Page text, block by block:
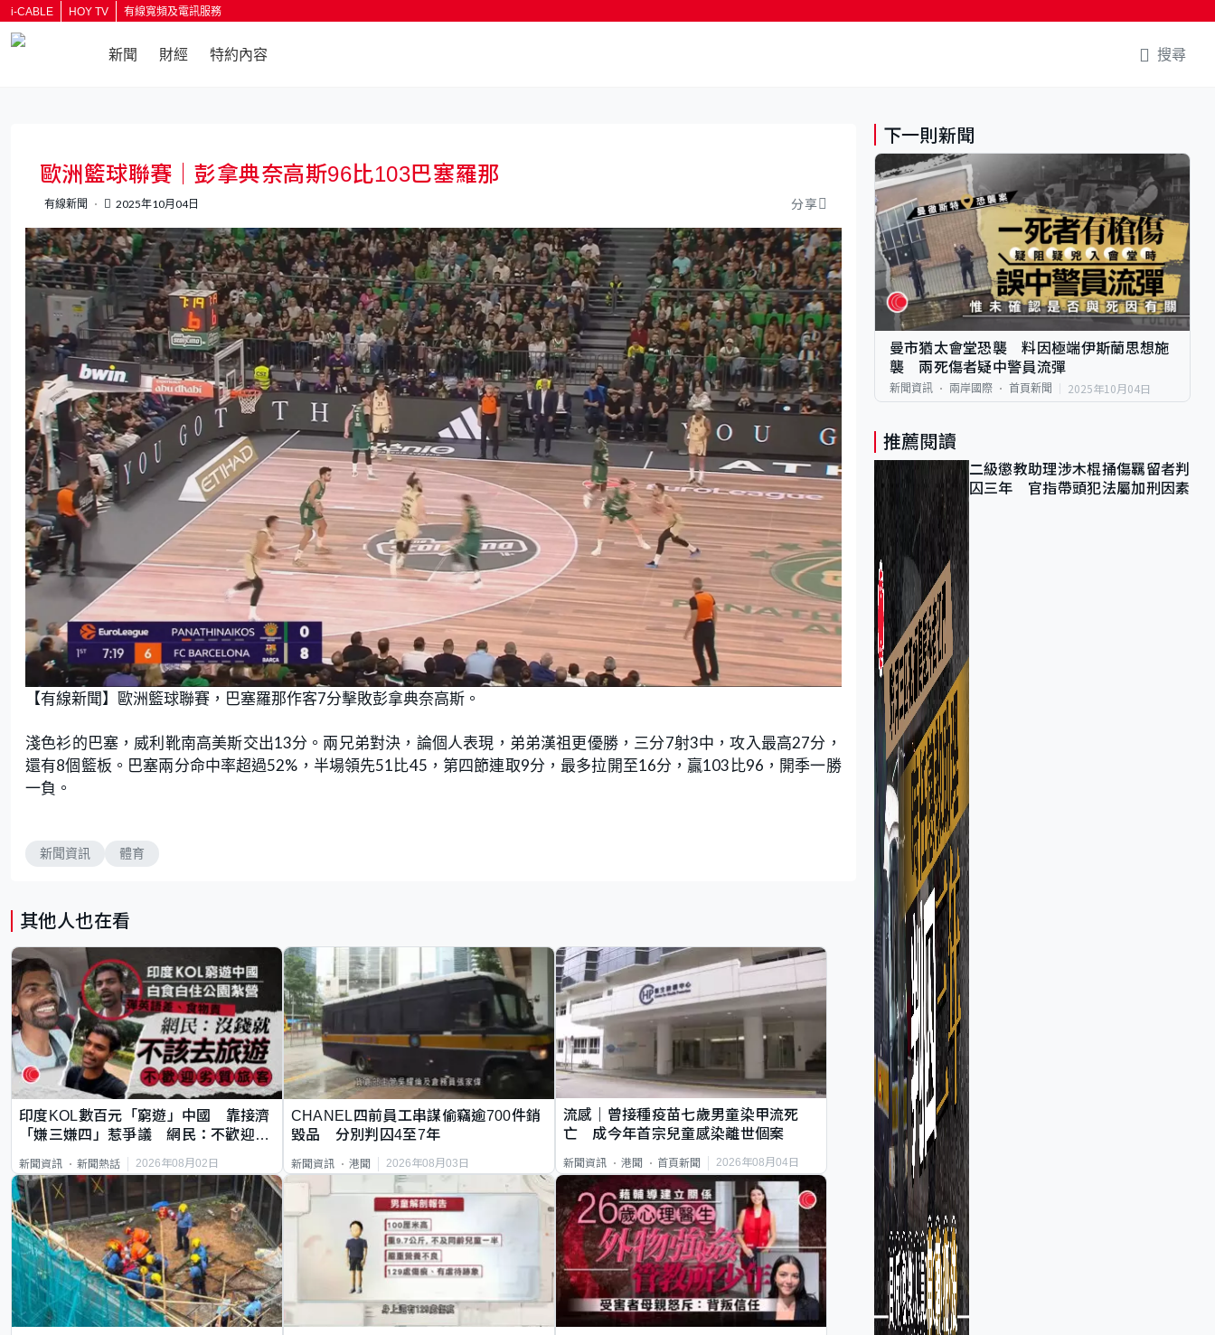
i-CABLE HOY TV 有線寬頻及電訊服務
新聞 財經 特約內容 搜尋
歐洲籃球聯賽｜彭拿典奈高斯96比103巴塞羅那
有線新聞 2025年10月04日 分享
【有線新聞】歐洲籃球聯賽，巴塞羅那作客7分擊敗彭拿典奈高斯。
淺色衫的巴塞，威利靴南高美斯交出13分。兩兄弟對決，論個人表現，弟弟漢祖更優勝，三分7射3中，攻入最高27分，
還有8個籃板。巴塞兩分命中率超過52%，半場領先51比45，第四節連取9分，最多拉開至16分，贏103比96，開季一勝
一負。
新聞資訊 體育
其他人也在看
印度KOL數百元「窮遊」中國 靠接濟
「嫌三嫌四」惹爭議 網民：不歡迎劣
新聞資訊 新聞熱話 2026年08月02日
CHANEL四前員工串謀偷竊逾700件銷
毀品 分別判囚4至7年
新聞資訊 港聞 2026年08月03日
流感｜曾接種疫苗七歲男童染甲流死
亡 成今年首宗兒童感染離世個案
新聞資訊 港聞 首頁新聞 2026年08月04日
下一則新聞
曼市猶太會堂恐襲 料因極端伊斯蘭思想施
襲 兩死傷者疑中警員流彈
新聞資訊 兩岸國際 首頁新聞 2025年10月04日
推薦閱讀
二級懲教助理涉木棍捅傷羈留者判
囚三年 官指帶頭犯法屬加刑因素